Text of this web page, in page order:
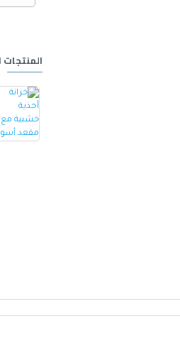
المنتجات